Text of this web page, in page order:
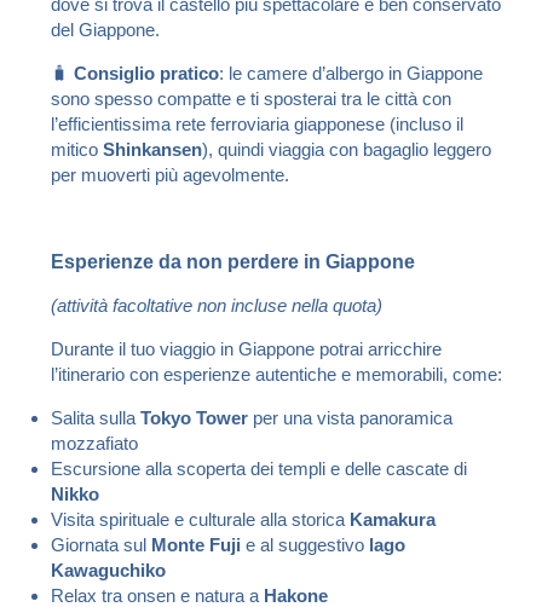
del Giappone.
🧳Consiglio pratico: le camere d’albergo in Giappone
sono spesso compatte e ti sposterai tra le città con
l’efficientissima rete ferroviaria giapponese (incluso il
miticoShinkansen), quindi viaggia con bagaglio leggero
per muoverti più agevolmente.
Esperienze da non perdere in Giappone
(attività facoltative non incluse nella quota)
Durante il tuo viaggio in Giappone potrai arricchire
l’itinerario con esperienze autentiche e memorabili, come:
Salita sullaTokyo Tower per una vista panoramica
mozzafiato
Escursione alla scoperta dei templi e delle cascate di
Nikko
Visita spirituale e culturale alla storica Kamakura
Giornata sul Monte Fuji e al suggestivo lago
Kawaguchiko
Relax tra onsen e natura a Hakone